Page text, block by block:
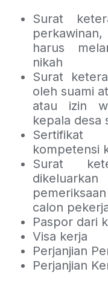
Surat
harus
nikah
Surat
oleh suami
atau izin
kepala desa
Sertifikat
kompetensi
Surat
calon
Paspor dari
Visa kerja
Perjanjian
Perjanjian